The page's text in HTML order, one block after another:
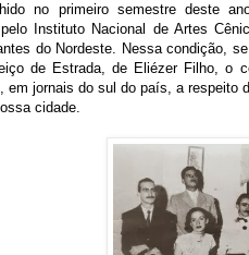
no primeiro semestre deste
Instituto Nacional de Artes
do Nordeste. Nessa condição,
de Estrada, de Eliézer Filho, o
em jornais do sul do país, a respeito
cidade.